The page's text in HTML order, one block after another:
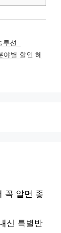
루션
야별 할인 혜
꼭 알면 좋
신 특별반